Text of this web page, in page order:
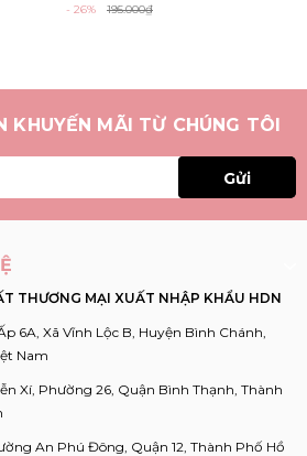
- 26% 195.000₫
KHUYẾN MÃI TỪ CHÚNG TÔI
Gửi
THƯƠNG MẠI XUẤT NHẬP KHẨU HDN
6A, Xã Vĩnh Lộc B, Huyện Bình Chánh,
Nam
Xí, Phường 26, Quận Bình Thạnh, Thành
An Phú Đông, Quận 12, Thành Phố Hồ